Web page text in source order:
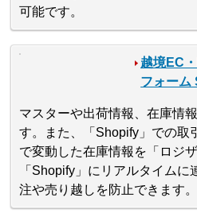
可能です。
越境EC
フォー
マスターや出荷情報、在庫情
す。また、「Shopify」での取
で変動した在庫情報を「ロジ
「Shopify」にリアルタイム
注や売り越しを防止できます。